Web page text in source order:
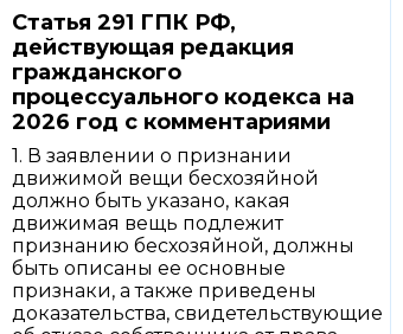
Статья 291 ГПК РФ,
действующая редакция
гражданского
процессуального кодекса на
2026 год с комментариями
1. В заявлении о признании
движимой вещи бесхозяйной
должно быть указано, какая
движимая вещь подлежит
признанию бесхозяйной, должны
быть описаны ее основные
признаки, а также приведены
доказательства, свидетельствующие